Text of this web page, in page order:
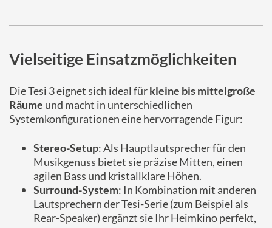
Vielseitige Einsatzmöglichkeiten
Die Tesi 3 eignet sich ideal fürkleine bis mittelgroße
Räume und macht in unterschiedlichen
Systemkonfigurationen eine hervorragende Figur:
Stereo-Setup: Als Hauptlautsprecher für den
Musikgenuss bietet sie präzise Mitten, einen
agilen Bass und kristallklare Höhen.
Surround-System: In Kombination mit anderen
Lautsprechern der Tesi-Serie (zum Beispiel als
Rear-Speaker) ergänzt sie Ihr Heimkino perfekt,